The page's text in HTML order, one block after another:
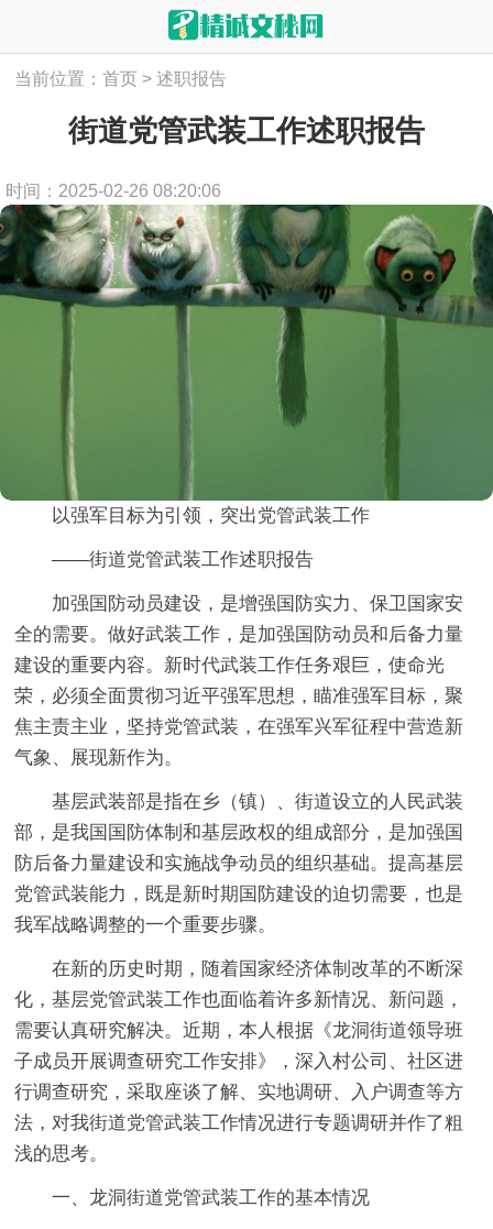
当前位置：首页 > 述职报告
街道党管武装工作述职报告
时间：2025-02-26 08:20:06
以强军目标为引领，突出党管武装工作
——街道党管武装工作述职报告
加强国防动员建设，是增强国防实力、保卫国家安
全的需要。做好武装工作，是加强国防动员和后备力量
建设的重要内容。新时代武装工作任务艰巨，使命光
荣，必须全面贯彻习近平强军思想，瞄准强军目标，聚
焦主责主业，坚持党管武装，在强军兴军征程中营造新
气象、展现新作为。
基层武装部是指在乡（镇）、街道设立的人民武装
部，是我国国防体制和基层政权的组成部分，是加强国
防后备力量建设和实施战争动员的组织基础。提高基层
党管武装能力，既是新时期国防建设的迫切需要，也是
我军战略调整的一个重要步骤。
在新的历史时期，随着国家经济体制改革的不断深
化，基层党管武装工作也面临着许多新情况、新问题，
需要认真研究解决。近期，本人根据《龙洞街道领导班
子成员开展调查研究工作安排》，深入村公司、社区进
行调查研究，采取座谈了解、实地调研、入户调查等方
法，对我街道党管武装工作情况进行专题调研并作了粗
浅的思考。
一、龙洞街道党管武装工作的基本情况